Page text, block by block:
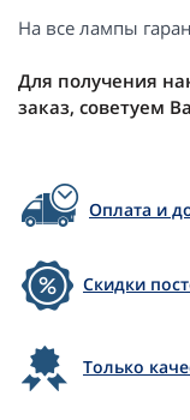
На все лампы
Для получения
заказ, советуем
Оплата и
Скидки
Только